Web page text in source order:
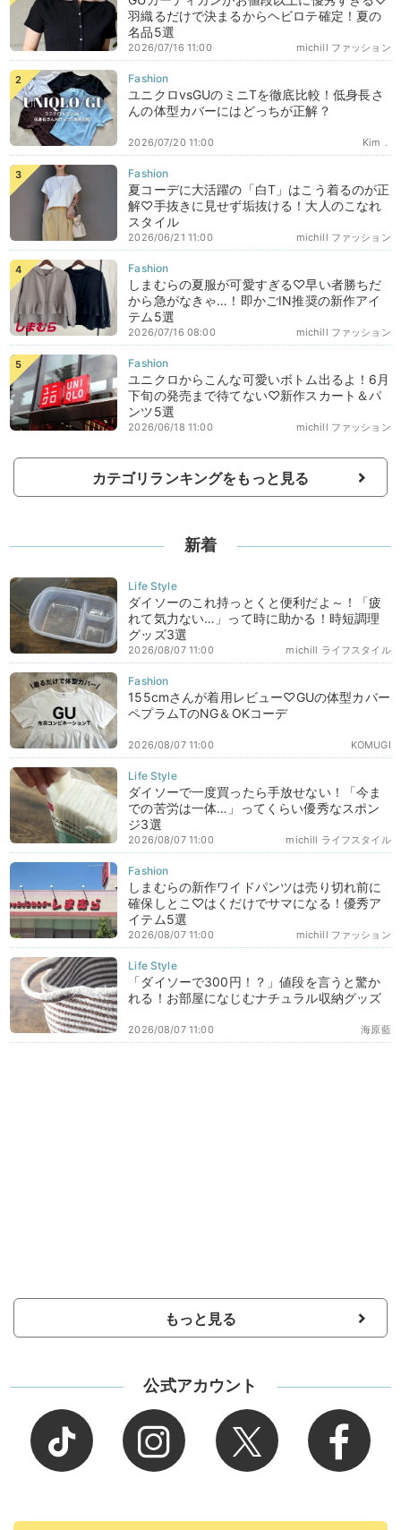
羽織るだけで決まるからヘビロテ確定！夏の
名品5選
michill ファッション
2026/07/16 11:00
ユニクロvsGUのミニTを徹底比較！低身長さ
んの体型カバーにはどっちが正解？
Kim．
2026/07/20 11:00
夏コーデに大活躍の「白T」はこう着るのが正
解♡手抜きに見せず垢抜ける！大人のこなれ
スタイル
michill ファッション
2026/06/21 11:00
しまむらの夏服が可愛すぎる♡早い者勝ちだ
から急がなきゃ…！即かごIN推奨の新作アイ
テム5選
michill ファッション
2026/07/16 08:00
ユニクロからこんな可愛いボトム出るよ！6月
下旬の発売まで待てない♡新作スカート＆パ
ンツ5選
michill ファッション
2026/06/18 11:00
カテゴリランキングをもっと見る
新着
ダイソーのこれ持っとくと便利だよ～！「疲
れて気力ない…」って時に助かる！時短調理
グッズ3選
michill ライフスタイル
2026/08/07 11:00
155cmさんが着用レビュー♡GUの体型カバー
ペプラムTのNG＆OKコーデ
KOMUGI
2026/08/07 11:00
ダイソーで一度買ったら手放せない！「今ま
での苦労は一体…」ってくらい優秀なスポン
ジ3選
michill ライフスタイル
2026/08/07 11:00
しまむらの新作ワイドパンツは売り切れ前に
確保しとこ♡はくだけでサマになる！優秀ア
イテム5選
michill ファッション
2026/08/07 11:00
「ダイソーで300円！？」値段を言うと驚か
れる！お部屋になじむナチュラル収納グッズ
海原藍
2026/08/07 11:00
もっと見る
公式アカウント